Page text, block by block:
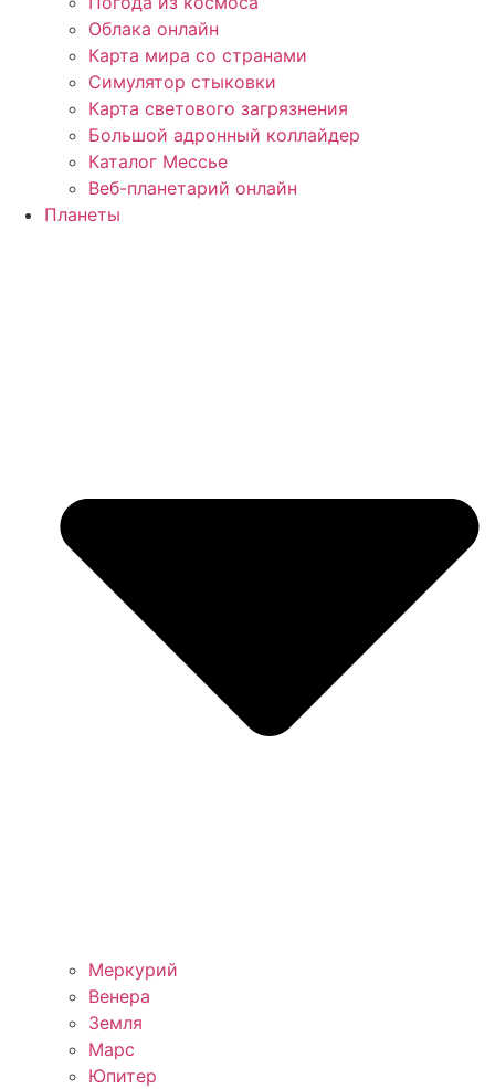
Облака онлайн
Карта мира со странами
Симулятор стыковки
Карта светового загрязнения
Большой адронный коллайдер
Каталог Мессье
Веб-планетарий онлайн
Планеты
Меркурий
Венера
Земля
Марс
Юпитер